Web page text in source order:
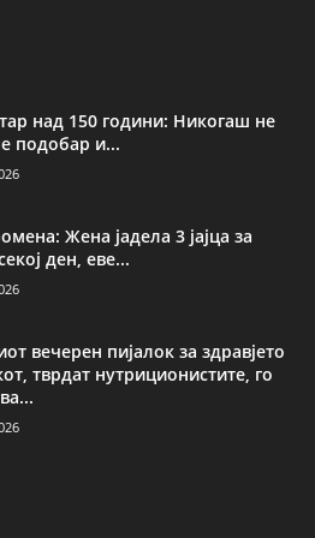
над 150 години: Никогаш не
подобар и...
Жена јадела 3 јајца за
ден, еве...
вечерен пијалок за здравјето
тврдат нутриционистите, го